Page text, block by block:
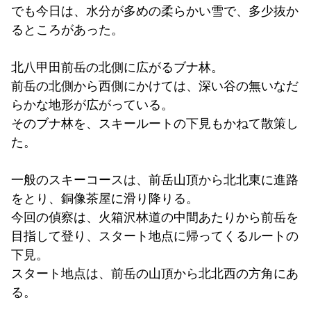
でも今日は、水分が多めの柔らかい雪で、多少抜か
るところがあった。
北八甲田前岳の北側に広がるブナ林。
前岳の北側から西側にかけては、深い谷の無いなだ
らかな地形が広がっている。
そのブナ林を、スキールートの下見もかねて散策し
た。
一般のスキーコースは、前岳山頂から北北東に進路
をとり、銅像茶屋に滑り降りる。
今回の偵察は、火箱沢林道の中間あたりから前岳を
目指して登り、スタート地点に帰ってくるルートの
下見。
スタート地点は、前岳の山頂から北北西の方角にあ
る。